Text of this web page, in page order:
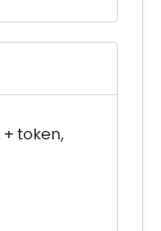
token,